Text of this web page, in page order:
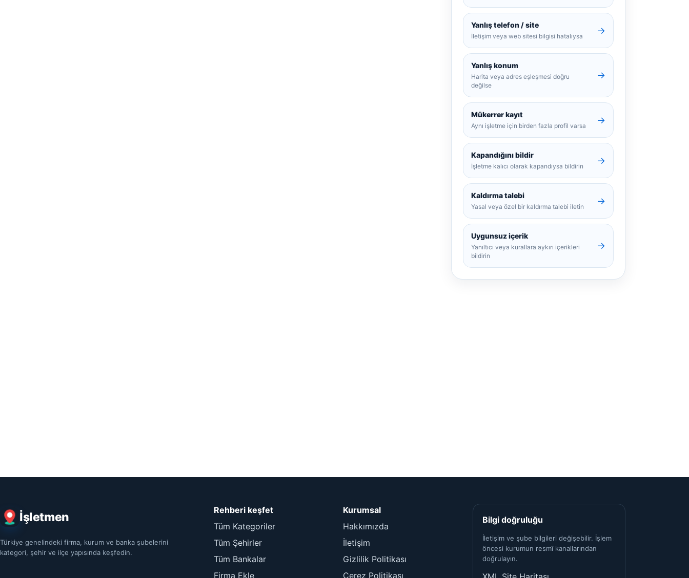
Yanlış telefon / site
İletişim veya web sitesi bilgisi hatalıysa
→
Yanlış konum
Harita veya adres eşleşmesi doğru
değilse
→
Mükerrer kayıt
Aynı işletme için birden fazla profil varsa
→
Kapandığını bildir
İşletme kalıcı olarak kapandıysa bildirin
→
Kaldırma talebi
Yasal veya özel bir kaldırma talebi iletin
→
Uygunsuz içerik
Yanıltıcı veya kurallara aykırı içerikleri
bildirin
→
İşletmen
Türkiye genelindeki firma, kurum ve banka şubelerini
kategori, şehir ve ilçe yapısında keşfedin.
Rehberi keşfet
Tüm Kategoriler
Tüm Şehirler
Tüm Bankalar
Firma Ekle
Kurumsal
Hakkımızda
İletişim
Gizlilik Politikası
Çerez Politikası
Bilgi doğruluğu
İletişim ve şube bilgileri değişebilir. İşlem
öncesi kurumun resmî kanallarından
doğrulayın.